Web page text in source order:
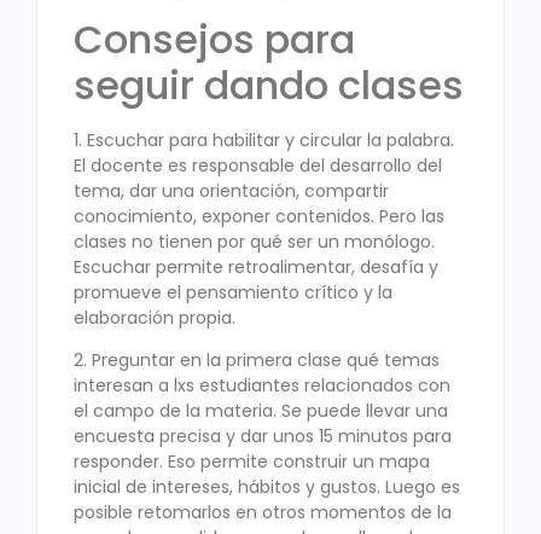
Consejos para
seguir dando clases
1. Escuchar para habilitar y circular la palabra.
El docente es responsable del desarrollo del
tema, dar una orientación, compartir
conocimiento, exponer contenidos. Pero las
clases no tienen por qué ser un monólogo.
Escuchar permite retroalimentar, desafía y
promueve el pensamiento crítico y la
elaboración propia.
2. Preguntar en la primera clase qué temas
interesan a lxs estudiantes relacionados con
el campo de la materia. Se puede llevar una
encuesta precisa y dar unos 15 minutos para
responder. Eso permite construir un mapa
inicial de intereses, hábitos y gustos. Luego es
posible retomarlos en otros momentos de la